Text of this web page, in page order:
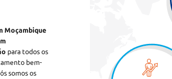
Moçambique
para todos os
bem-
somos os